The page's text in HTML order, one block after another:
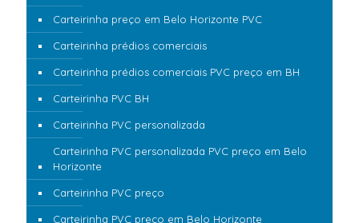
Carteirinha preço em Belo Horizonte PVC
Carteirinha prédios comerciais
Carteirinha prédios comerciais PVC preço em BH
Carteirinha PVC BH
Carteirinha PVC personalizada
Carteirinha PVC personalizada PVC preço em Belo
Horizonte
Carteirinha PVC preço
Carteirinha PVC preço em Belo Horizonte